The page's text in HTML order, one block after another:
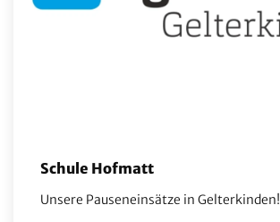
Schule Hofmatt
Unsere Pauseneinsätze in Gelterkinden!